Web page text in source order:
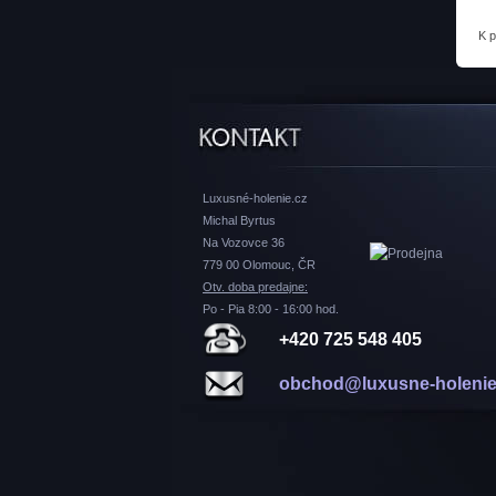
K
Luxusné-holenie.cz
Michal Byrtus
Na Vozovce 36
779 00 Olomouc, ČR
Otv. doba predajne:
Po - Pia 8:00 - 16:00 hod.
+420 725 548 405
obchod@luxusne-